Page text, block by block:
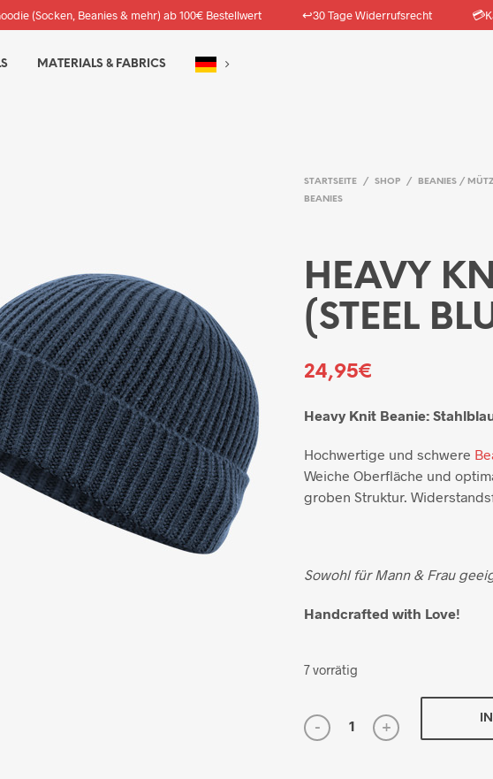
(Socken, Beanies & mehr) ab 100€ Bestellwert ↩️30 Tage Widerrufsrecht 💳
MATERIALS & FABRICS
STARTSEITE / SHOP /
BEANIES /
BEANIES
HEAVY
(STEEL
24,95€
Heavy Knit Beanie:
Hochwertige und schwere
Weiche Oberfläche und
groben Struktur.
Sowohl für Mann & Frau
Handcrafted with Love!
7 vorrätig